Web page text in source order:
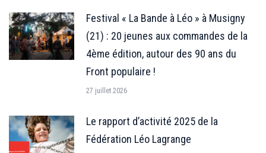
Festival « La Bande à Léo » à Musigny
(21) : 20 jeunes aux commandes de la
4ème édition, autour des 90 ans du
Front populaire !
27 juillet 2026
Le rapport d’activité 2025 de la
Fédération Léo Lagrange